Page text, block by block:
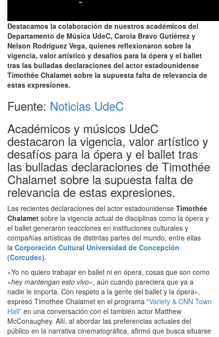
Destacamos la colaboración de nuestros académicos del
Departamento de Música UdeC, Carola Bravo Gutiérrez y
Nelson Rodríguez Vega, quienes reflexionaron sobre la
vigencia, valor artístico y desafíos para la ópera y el ballet
tras las bulladas declaraciones del actor estadounidense
Timothée Chalamet sobre la supuesta falta de relevancia de
estas expresiones.
Fuente: Noticias UdeC
Académicos y músicos UdeC
destacaron la vigencia, valor artístico y
desafíos para la ópera y el ballet tras
las bulladas declaraciones de Timothée
Chalamet sobre la supuesta falta de
relevancia de estas expresiones.
Las recientes declaraciones del actor estadounidense Timothée
Chalamet sobre la vigencia actual de disciplinas como la ópera y
el ballet generaron reacciones en instituciones culturales y
compañías artísticas de distintas partes del mundo, entre ellas
la Corporación Cultural Universidad de Concepción
(Corcudec).
«Yo no quiero trabajar en ballet ni en ópera, cosas que son como
«hey mantengan esto vivo«, aún cuando pareciera que ya a
nadie le importa. Con respeto a la gente del ballet y la ópera»,
expresó Timothée Chalamet en el programa “Variety & CNN Town
Hall” en una conversación con el también actor Matthew
McConaughey. Allí, al abordar las preferencias actuales del
público en la narrativa cinematográfica, afirmó que busca situarse